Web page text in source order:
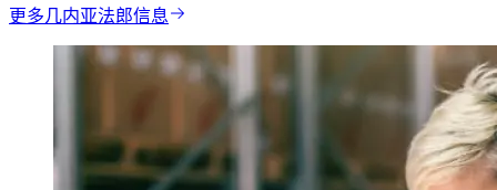
更多几内亚法郎信息